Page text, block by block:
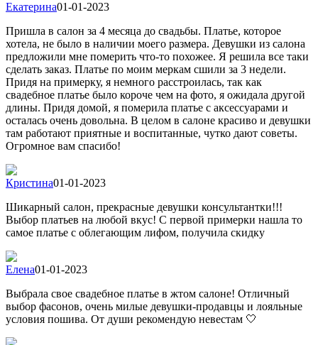
Екатерина01-01-2023
Пришла в салон за 4 месяца до свадьбы. Платье, которое
хотела, не было в наличии моего размера. Девушки из салона
предложили мне померить что-то похожее. Я решила все таки
сделать заказ. Платье по моим меркам сшили за 3 недели.
Придя на примерку, я немного расстроилась, так как
свадебное платье было короче чем на фото, я ожидала другой
длины. Придя домой, я померила платье с аксессуарами и
осталась очень довольна. В целом в салоне красиво и девушки
там работают приятные и воспитанные, чутко дают советы.
Огромное вам спасибо!
Кристина01-01-2023
Шикарный салон, прекрасные девушки консультантки!!!
Выбор платьев на любой вкус! С первой примерки нашла то
самое платье с облегающим лифом, получила скидку
Елена01-01-2023
Выбрала свое свадебное платье в жтом салоне! Отличный
выбор фасонов, очень милые девушки-продавцы и лояльные
условия пошива. От души рекомендую невестам 🤍